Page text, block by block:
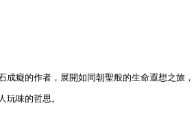
癡的作者，展開如同朝聖般的生命遐想之旅，
味的哲思。